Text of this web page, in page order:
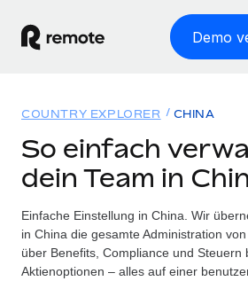
Demo
WELTWEITE BESCHÄFTIGUNG
Globale Payroll
Einfache, rechtssicher Payroll
Employer of Record
Lösungen
WELTWEITE ABDECKUNG
Country Explorer
Länderspezifische Unterstützung
Ressourcen
TOOLS UND RECHNER
Preise
COUNTRY EXPLORER CHINA
So einfach
dein Team in
Einfache Einstellung in China. Wir
in China die gesamte Administration
über Benefits, Compliance und Steuern
Aktienoptionen – alles auf einer